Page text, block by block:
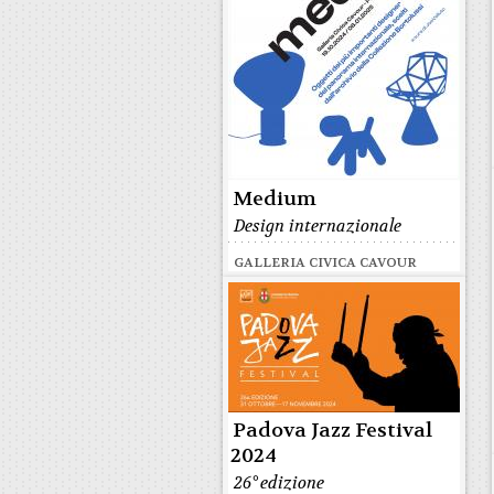
Medium
Design internazionale
GALLERIA CIVICA CAVOUR
Padova Jazz Festival
2024
26° edizione